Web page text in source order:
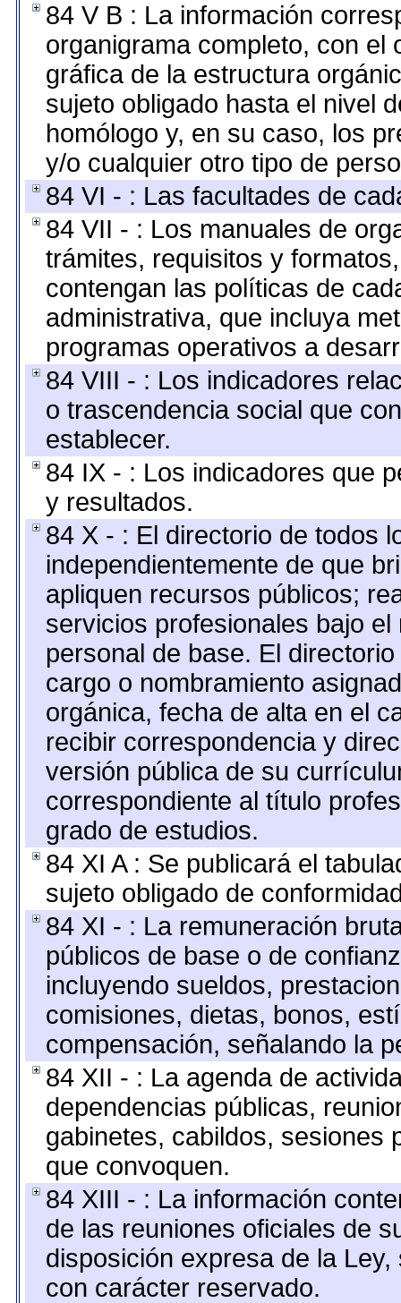
84 V B : La información
organigrama completo, con el
gráfica de la estructura
sujeto obligado hasta el nivel
homólogo y, en su caso, los
y/o cualquier otro tipo de
84 VI - : Las facultades de
84 VII - : Los manuales de
trámites, requisitos y
contengan las políticas de
administrativa, que incluya
programas operativos a
84 VIII - : Los indicadores
o trascendencia social que
establecer.
84 IX - : Los indicadores que
y resultados.
84 X - : El directorio de todos
independientemente de que
apliquen recursos públicos;
servicios profesionales bajo
personal de base. El
cargo o nombramiento
orgánica, fecha de alta en el
recibir correspondencia y
versión pública de su
correspondiente al título
grado de estudios.
84 XI A : Se publicará el
sujeto obligado de
84 XI - : La remuneración
públicos de base o de
incluyendo sueldos,
comisiones, dietas, bonos,
compensación, señalando la
84 XII - : La agenda de
dependencias públicas,
gabinetes, cabildos, sesiones
que convoquen.
84 XIII - : La información
de las reuniones oficiales de
disposición expresa de la
con carácter reservado.